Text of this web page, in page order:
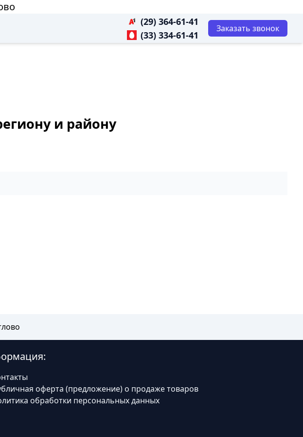
(29) 364-61-41
(33) 334-61-41
Заказать звонок
и району
оферта (предложение) о продаже товаров
обработки персональных данных